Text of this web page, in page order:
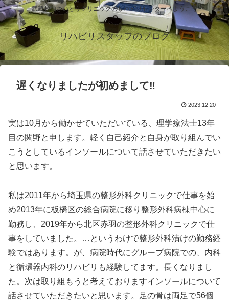
武蔵村山さいとうクリニックのリハビリセンターへようこそ
リハビリスタッフのブログ
遅くなりましたが初めまして‼️
2023.12.20
実は10月から働かせていただいている、理学療法士13年
目の関野と申します。軽く自己紹介と自身が取り組んでい
こうとしているインソールについて話させていただきたい
と思います。
私は2011年から埼玉県の整形外科クリニックで仕事を始
め2013年に板橋区の総合病院に移り整形外科病棟中心に
勤務し、2019年から北区赤羽の整形外科クリニックで仕
事をしていました。…というわけで整形外科漬けの勤務経
験ではあります。が、病院時代にグループ病院での、内科
と循環器内科のリハビリも経験してます。長くなりまし
た。次は取り組もうと考えておりますインソールについて
話させていただきたいと思います。足の骨は両足で56個